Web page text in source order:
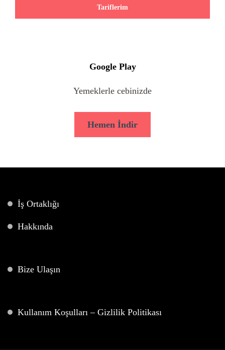
Tariflerim
Google Play
Yemeklerle cebinizde
Hemen İndir
İş Ortaklığı
Hakkında
Bize Ulaşın
Kullanım Koşulları – Gizlilik Politikası